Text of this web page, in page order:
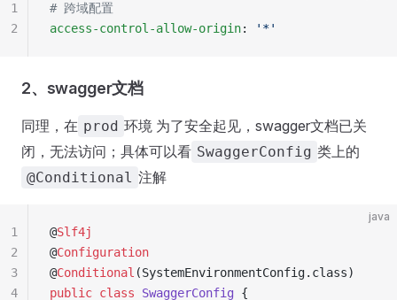
# 跨域配置
access-control-allow-origin: ' *'
1
2
2、swagger文档
同理，在 prod 环境 为了安全起见，swagger文档已关
闭，无法访问；具体可以看 SwaggerConfig 类上的
@Conditional 注解
java
@Slf4j
@Configuration
@Conditional (SystemEnvironmentConfig. class)
public class SwaggerConfig {
1
2
3
4